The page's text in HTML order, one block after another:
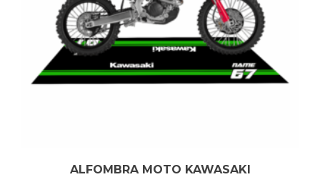
ALFOMBRA MOTO KAWASAKI